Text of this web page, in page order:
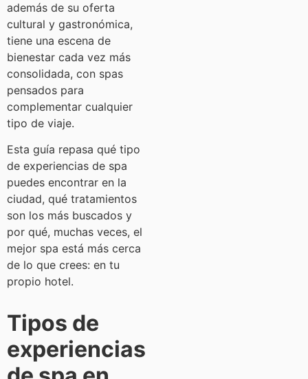
además de su oferta
cultural y gastronómica,
tiene una escena de
bienestar cada vez más
consolidada, con spas
pensados para
complementar cualquier
tipo de viaje.
Esta guía repasa qué tipo
de experiencias de spa
puedes encontrar en la
ciudad, qué tratamientos
son los más buscados y
por qué, muchas veces, el
mejor spa está más cerca
de lo que crees: en tu
propio hotel.
Tipos de
experiencias